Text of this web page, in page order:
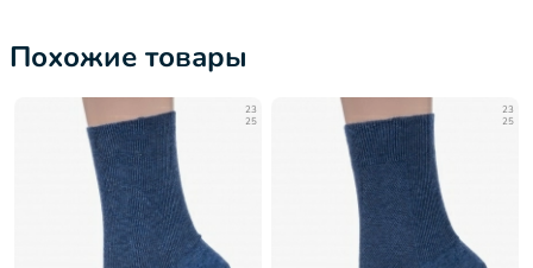
Похожие товары
23
25
23
25